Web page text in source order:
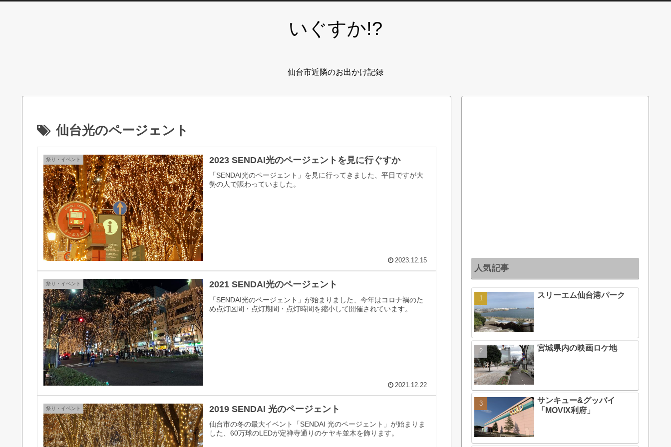
いぐすか!?
仙台市近隣のお出かけ記録
仙台光のページェント
祭り・イベント 2023 SENDAI光のページェントを見に行ぐすか
「SENDAI光のページェント」を見に行ってきました、平日ですが大
勢の人で賑わっていました。
2023.12.15
祭り・イベント 2021 SENDAI光のページェント
「SENDAI光のページェント」が始まりました、今年はコロナ禍のた
め点灯区間・点灯期間・点灯時間を縮小して開催されています。
2021.12.22
祭り・イベント 2019 SENDAI 光のページェント
仙台市の冬の最大イベント「SENDAI 光のページェント」が始まりま
した、60万球のLEDが定禅寺通りのケヤキ並木を飾ります。
人気記事
スリーエム仙台港パーク
宮城県内の映画ロケ地
サンキュー&グッバイ
「MOVIX利府」